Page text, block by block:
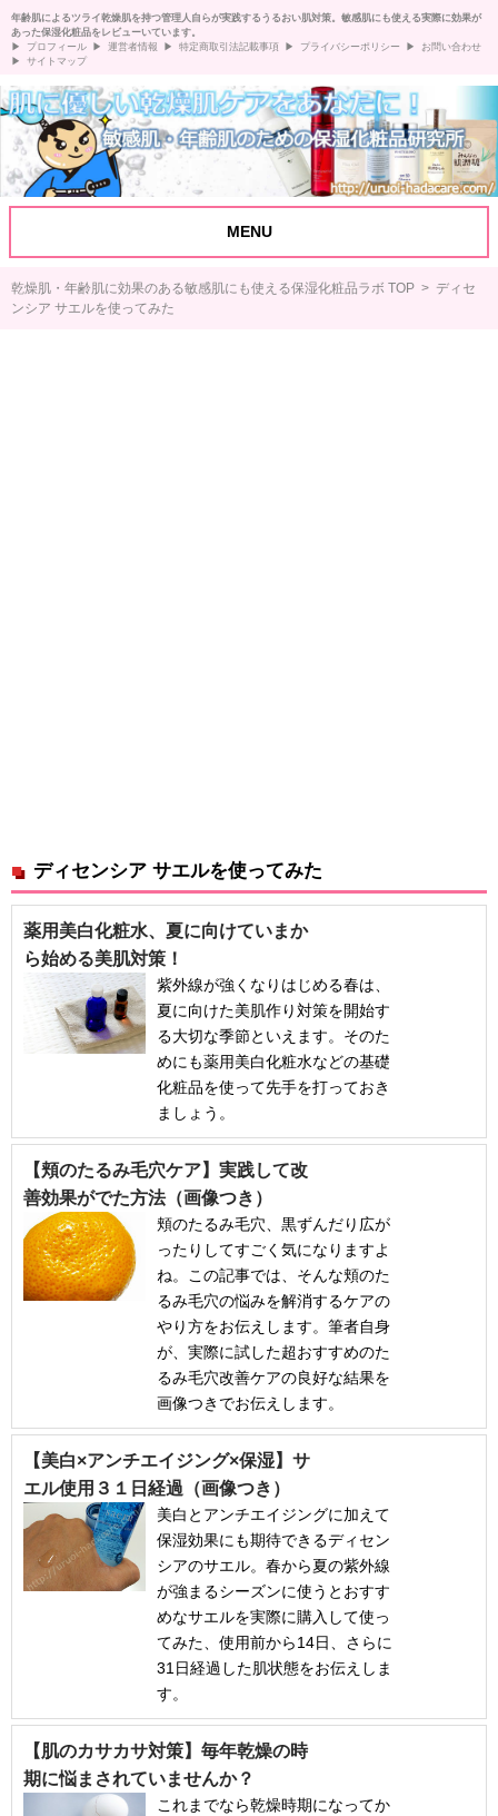
年齢肌によるツライ乾燥肌を持つ管理人自らが実践するうるおい肌対策。敏感肌にも使える実際に効果が
あった保湿化粧品をレビューいています。
プロフィール
運営者情報 特定商取引法記載事項 プライバシーポリシー
お問い合わせ
サイトマップ
MENU
乾燥肌・年齢肌に効果のある敏感肌にも使える保湿化粧品ラボ TOP > ディセ
ンシア サエルを使ってみた
ディセンシア サエルを使ってみた
薬用美白化粧水、夏に向けていまか
ら始める美肌対策！
紫外線が強くなりはじめる春は、
夏に向けた美肌作り対策を開始す
る大切な季節といえます。そのた
めにも薬用美白化粧水などの基礎
化粧品を使って先手を打っておき
ましょう。
【頬のたるみ毛穴ケア】実践して改
善効果がでた方法（画像つき）
頬のたるみ毛穴、黒ずんだり広が
ったりしてすごく気になりますよ
ね。この記事では、そんな頬のた
るみ毛穴の悩みを解消するケアの
やり方をお伝えします。筆者自身
が、実際に試した超おすすめのた
るみ毛穴改善ケアの良好な結果を
画像つきでお伝えします。
【美白×アンチエイジング×保湿】サ
エル使用３１日経過（画像つき）
美白とアンチエイジングに加えて
保湿効果にも期待できるディセン
シアのサエル。春から夏の紫外線
が強まるシーズンに使うとおすす
めなサエルを実際に購入して使っ
てみた、使用前から14日、さらに
31日経過した肌状態をお伝えしま
す。
【肌のカサカサ対策】毎年乾燥の時
期に悩まされていませんか？
これまでなら乾燥時期になってか